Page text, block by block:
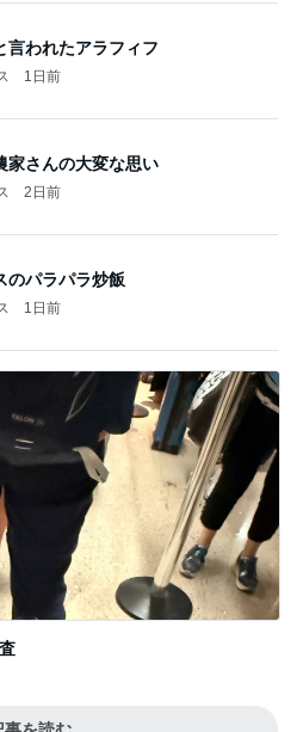
言われたアラフィフ
1日前
家さんの大変な思い
2日前
のパラパラ炒飯
1日前